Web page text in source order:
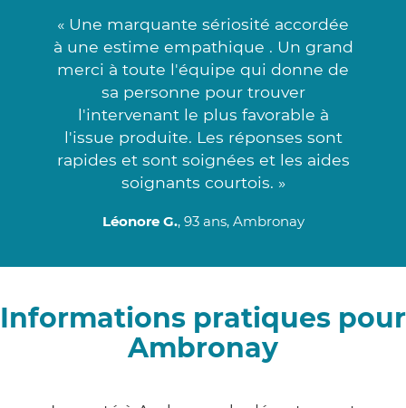
« Une marquante sériosité accordée
à une estime empathique . Un grand
merci à toute l'équipe qui donne de
sa personne pour trouver
l'intervenant le plus favorable à
l'issue produite. Les réponses sont
rapides et sont soignées et les aides
soignants courtois. »
Léonore G., 93 ans, Ambronay
Informations pratiques pour
Ambronay